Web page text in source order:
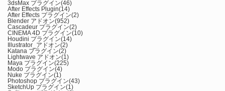
3dsMax プラグイン(46)
After Effects Plugin(14)
After Effects プラグイン(2)
Blender アドオン(952)
Cascadeur プラグイン(2)
CINEMA 4D プラグイン(10)
Houdini プラグイン(14)
Illustrator_アドオン(2)
Katana プラグイン(2)
Lightwave アドオン(1)
Maya プラグイン(225)
Modo プラグイン(4)
Nuke プラグイン(1)
Photoshop プラグイン(43)
SketchUp プラグイン(1)